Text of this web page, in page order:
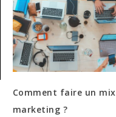
Comment faire un mix
marketing ?